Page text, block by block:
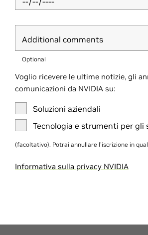
Additional comments
Optional
Voglio ricevere le ultime notizie, gli
comunicazioni da NVIDIA su:
Soluzioni aziendali
Tecnologia e strumenti per gli
(facoltativo). Potrai annullare l'iscrizione in
Informativa sulla privacy NVIDIA